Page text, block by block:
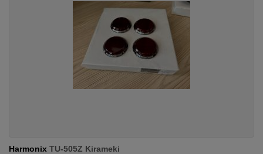
Harmonix TU-505Z Kirameki